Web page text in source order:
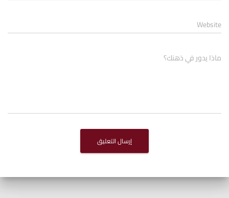
Website
ماذا يدور في ذهنك؟